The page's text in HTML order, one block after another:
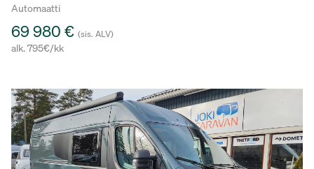
Automaatti
69 980 € (sis. ALV)
alk. 795€/kk